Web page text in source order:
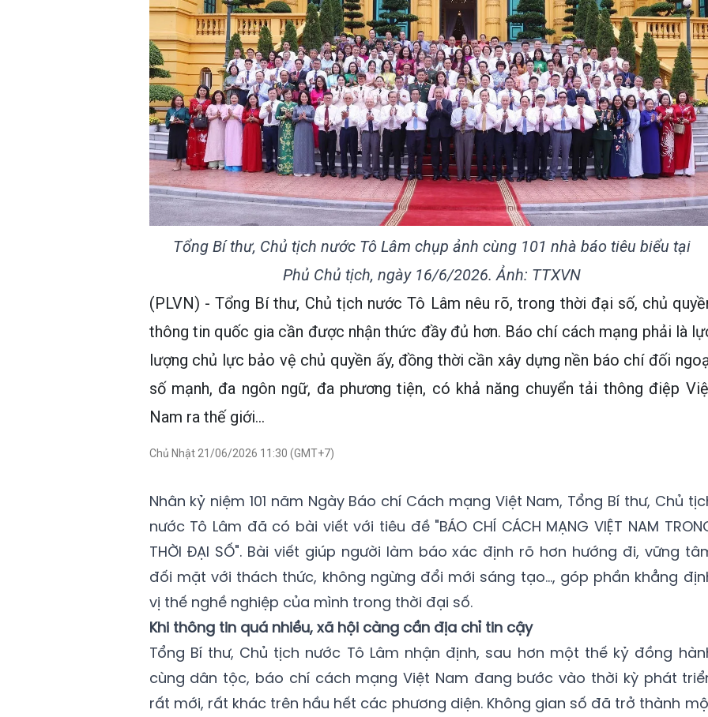
Tổng Bí thư, Chủ tịch nước Tô Lâm chụp ảnh cùng 101 nhà báo tiêu biểu tại
Phủ Chủ tịch, ngày 16/6/2026. Ảnh: TTXVN
(PLVN) - Tổng Bí thư, Chủ tịch nước Tô Lâm nêu rõ, trong thời đại số, chủ
thông tin quốc gia cần được nhận thức đầy đủ hơn. Báo chí cách mạng phải là
lượng chủ lực bảo vệ chủ quyền ấy, đồng thời cần xây dựng nền báo chí đối
số mạnh, đa ngôn ngữ, đa phương tiện, có khả năng chuyển tải thông điệp
Nam ra thế giới...
Chủ Nhật 21/06/2026 11:30 (GMT+7)
Nhân kỷ niệm 101 năm Ngày Báo chí Cách mạng Việt Nam, Tổng Bí thư, Chủ
nước Tô Lâm đã có bài viết với tiêu đề "BÁO CHÍ CÁCH MẠNG VIỆT NAM
THỜI ĐẠI SỐ". Bài viết giúp người làm báo xác định rõ hơn hướng đi, vững
đối mặt với thách thức, không ngừng đổi mới sáng tạo..., góp phần khẳng
vị thế nghề nghiệp của mình trong thời đại số.
Khi thông tin quá nhiều, xã hội càng cần địa chỉ tin cậy
Tổng Bí thư, Chủ tịch nước Tô Lâm nhận định, sau hơn một thế kỷ đồng
cùng dân tộc, báo chí cách mạng Việt Nam đang bước vào thời kỳ phát
rất mới, rất khác trên hầu hết các phương diện. Không gian số đã trở thành